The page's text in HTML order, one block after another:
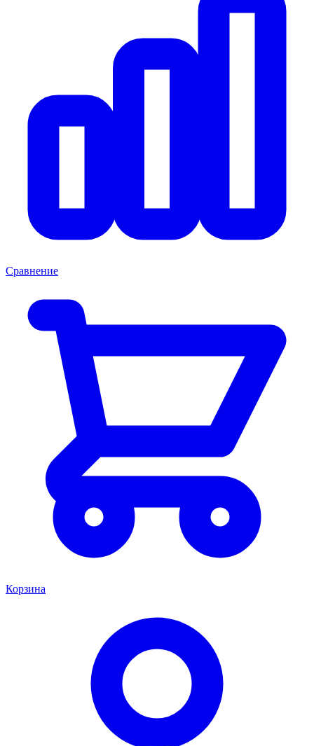
Сравнение
Корзина